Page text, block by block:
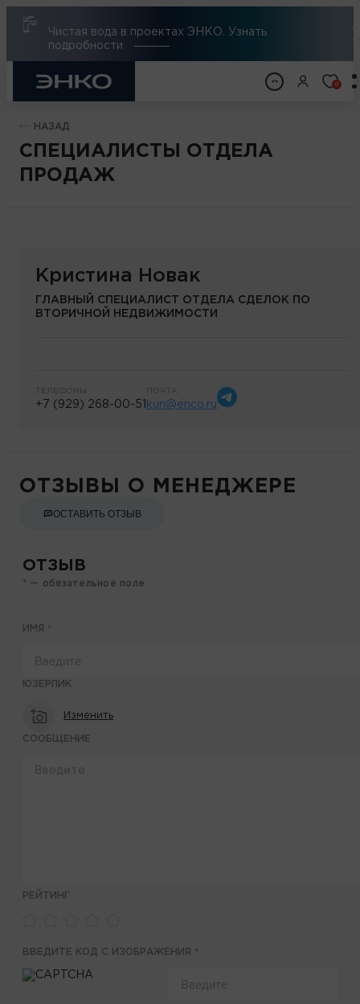
Чистая вода в проектах ЭНКО. Узнать
подробности
0
НАЗАД
СПЕЦИАЛИСТЫ ОТДЕЛА
ПРОДАЖ
Кристина Новак
ГЛАВНЫЙ СПЕЦИАЛИСТ ОТДЕЛА СДЕЛОК ПО
ВТОРИЧНОЙ НЕДВИЖИМОСТИ
ТЕЛЕФОНЫ
+7 (929) 268-00-51 kun@enco.ru
ОТЗЫВЫ О МЕНЕДЖЕРЕ
ОСТАВИТЬ ОТЗЫВ
ОТЗЫВ
* — обязательное поле
ИМЯ *
ЮЗЕРПИК
Изменить
СООБЩЕНИЕ
РЕЙТИНГ
ВВЕДИТЕ КОД С ИЗОБРАЖЕНИЯ *